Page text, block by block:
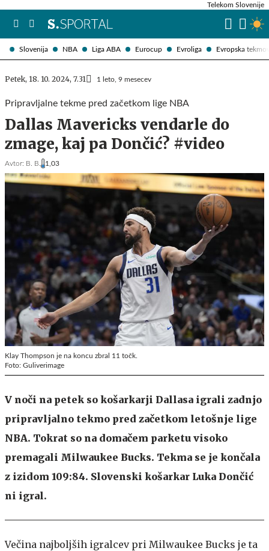
Slovenija NBA Liga ABA Eurocup Evroliga Evropska
Telekom Slovenije
Petek, 18. 10. 2024, 7.31 1 leto, 9 mesecev
Pripravljalne tekme pred začetkom lige NBA
Dallas Mavericks vendarle do
zmage, kaj pa Dončić? #video
Avtor: B. B. 1,03
Klay Thompson je na koncu zbral 11 točk.
Foto: Guliverimage
V noči na petek so košarkarji Dallasa igrali zadnjo
pripravljalno tekmo pred začetkom letošnje lige
NBA. Tokrat so na domačem parketu visoko
premagali Milwaukee Bucks. Tekma se je končala
z izidom 109:84. Slovenski košarkar Luka Dončić
ni igral.
Večina najboljših igralcev pri Milwaukee Bucks je ta